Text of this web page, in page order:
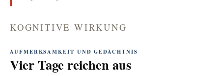
KOGNITIVE WIRKUNG
AUFMERKSAMKEIT UND GEDÄCHTNIS
Vier Tage reichen aus